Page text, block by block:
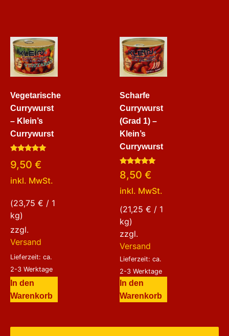
Vegetarische
Currywurst
– Klein’s
Currywurst
mit
5.00
von 5
9,50 €
inkl. MwSt.
(23,75 € / 1
kg)
zzgl.
Versand
Lieferzeit: ca.
2-3 Werktage
In den
Warenkorb
Scharfe
Currywurst
(Grad 1) –
Klein’s
Currywurst
Bewertet
mit
von 5
8,50 €
inkl. MwSt.
(21,25 € / 1
kg)
zzgl.
Versand
Lieferzeit: ca.
2-3 Werktage
In den
Warenkorb